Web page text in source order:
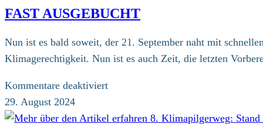
historische
FAST AUSGEBUCHT
Nun ist es bald soweit, der 21. September naht mit
Klimagerechtigkeit. Nun ist es auch Zeit, die letzten
Kommentare deaktiviertfür
ausgebucht
29. August 2024